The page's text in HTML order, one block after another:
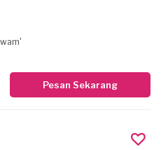
Pesan Sekarang